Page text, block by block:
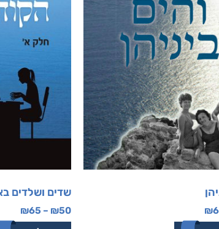
₪
שדים ושלדים
₪50
–
₪65